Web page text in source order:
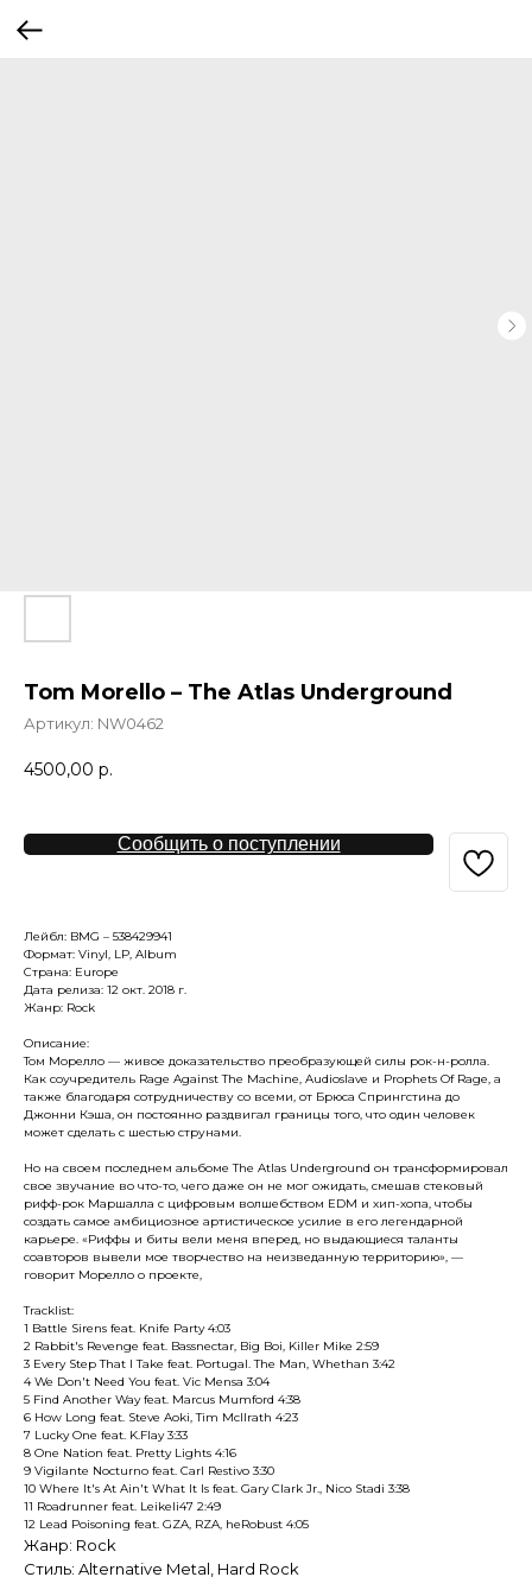
Tom Morello – The Atlas Underground
Артикул: NW0462
4500,00 р.
Сообщить о поступлении
Лейбл: BMG – 538429941
Формат: Vinyl, LP, Album
Страна: Europe
Дата релиза: 12 окт. 2018 г.
Жанр: Rock
Описание:
Том Морелло — живое доказательство преобразующей силы рок-н-ролла.
Как соучредитель Rage Against The Machine, Audioslave и Prophets Of Rage, а
также благодаря сотрудничеству со всеми, от Брюса Спрингстина до
Джонни Кэша, он постоянно раздвигал границы того, что один человек
может сделать с шестью струнами.
Но на своем последнем альбоме The Atlas Underground он трансформировал
свое звучание во что-то, чего даже он не мог ожидать, смешав стековый
рифф-рок Маршалла с цифровым волшебством EDM и хип-хопа, чтобы
создать самое амбициозное артистическое усилие в его легендарной
карьере. «Риффы и биты вели меня вперед, но выдающиеся таланты
соавторов вывели мое творчество на неизведанную территорию», —
говорит Морелло о проекте,
Tracklist:
1 Battle Sirens feat. Knife Party 4:03
2 Rabbit's Revenge feat. Bassnectar, Big Boi, Killer Mike 2:59
3 Every Step That I Take feat. Portugal. The Man, Whethan 3:42
4 We Don't Need You feat. Vic Mensa 3:04
5 Find Another Way feat. Marcus Mumford 4:38
6 How Long feat. Steve Aoki, Tim McIlrath 4:23
7 Lucky One feat. K.Flay 3:33
8 One Nation feat. Pretty Lights 4:16
9 Vigilante Nocturno feat. Carl Restivo 3:30
10 Where It's At Ain't What It Is feat. Gary Clark Jr., Nico Stadi 3:38
11 Roadrunner feat. Leikeli47 2:49
12 Lead Poisoning feat. GZA, RZA, heRobust 4:05
Жанр: Rock
Стиль: Alternative Metal, Hard Rock